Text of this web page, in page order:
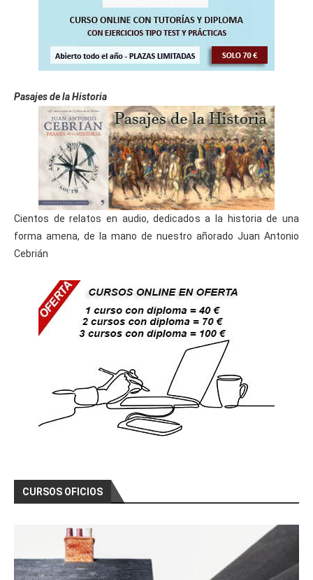
Pasajes de la Historia
Cientos de relatos en audio, dedicados a la historia de una
forma amena, de la mano de nuestro añorado Juan Antonio
Cebrián
CURSOS OFICIOS